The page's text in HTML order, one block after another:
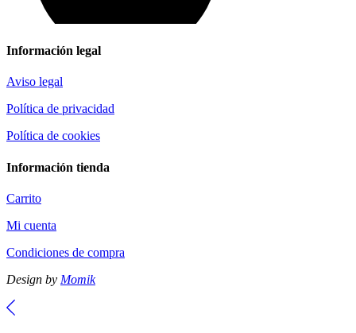
Información legal
Aviso legal
Política de privacidad
Política de cookies
Información tienda
Carrito
Mi cuenta
Condiciones de compra
Design by Momik